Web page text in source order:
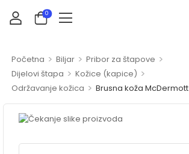
0
Početna > Biljar > Pribor za štapove >
Dijelovi štapa > Kožice (kapice) >
Održavanje kožica > Brusna koža McDermott